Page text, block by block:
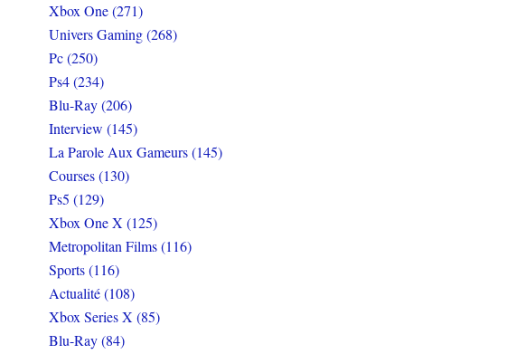
Xbox One (271)
Univers Gaming (268)
Pc (250)
Ps4 (234)
Blu-Ray (206)
Interview (145)
La Parole Aux Gameurs (145)
Courses (130)
Ps5 (129)
Xbox One X (125)
Metropolitan Films (116)
Sports (116)
Actualité (108)
Xbox Series X (85)
Blu-Ray (84)